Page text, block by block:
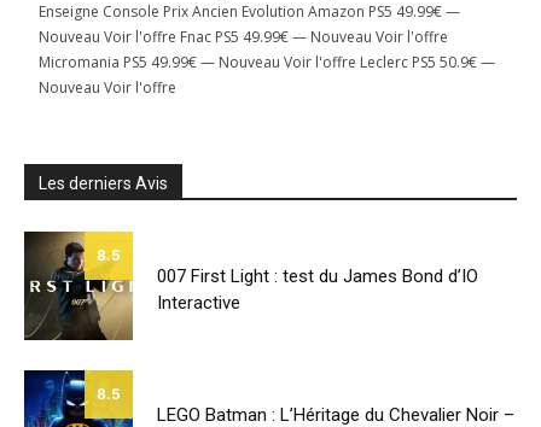
Enseigne Console Prix Ancien Evolution Amazon PS5 49.99€ —
Nouveau Voir l'offre Fnac PS5 49.99€ — Nouveau Voir l'offre
Micromania PS5 49.99€ — Nouveau Voir l'offre Leclerc PS5 50.9€ —
Nouveau Voir l'offre
Les derniers Avis
8.5
007 First Light : test du James Bond d’IO
Interactive
8.5
LEGO Batman : L’Héritage du Chevalier Noir –